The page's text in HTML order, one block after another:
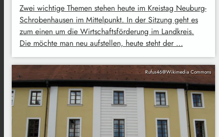
Zwei wichtige Themen stehen heute im Kreistag Neuburg-
Schrobenhausen im Mittelpunkt. In der Sitzung geht es
zum einen um die Wirtschaftsförderung im Landkreis.
Die möchte man neu aufstellen, heute steht der …
Rufus46@Wikimedia Commons